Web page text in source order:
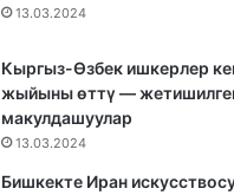
13.03.2024
Кыргыз-Өзбек ишкерлер
жыйыны өттү —
макулдашуулар
13.03.2024
Бишкекте Иран